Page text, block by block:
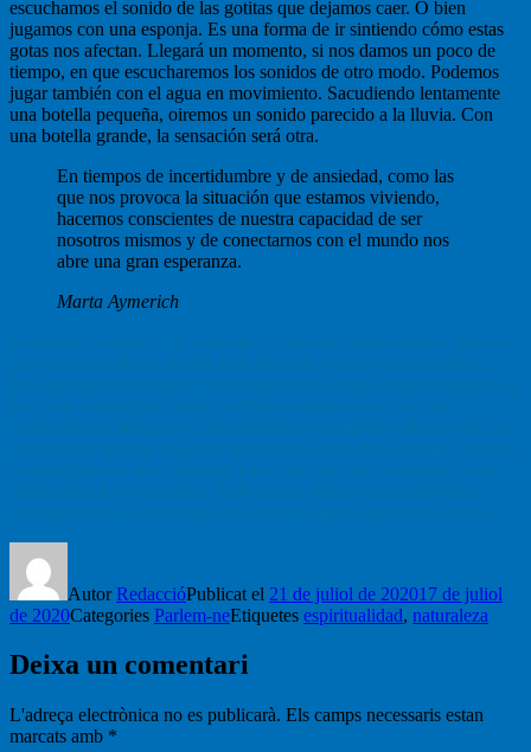
escuchamos el sonido de las gotitas que dejamos caer. O bien
jugamos con una esponja. Es una forma de ir sintiendo cómo estas
gotas nos afectan. Llegará un momento, si nos damos un poco de
tiempo, en que escucharemos los sonidos de otro modo. Podemos
jugar también con el agua en movimiento. Sacudiendo lentamente
una botella pequeña, oiremos un sonido parecido a la lluvia. Con
una botella grande, la sensación será otra.
En tiempos de incertidumbre y de ansiedad, como las
que nos provoca la situación que estamos viviendo,
hacernos conscientes de nuestra capacidad de ser
nosotros mismos y de conectarnos con el mundo nos
abre una gran esperanza.
Marta Aymerich
AutorRedaccióPublicat el 21 de juliol de 202017 de juliol
de 2020Categories Parlem-neEtiquetes espiritualidad, naturaleza
Deixa un comentari
L'adreça electrònica no es publicarà. Els camps necessaris estan
marcats amb *